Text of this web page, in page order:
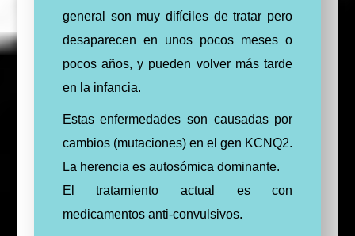
general son muy difíciles de tratar pero
desaparecen en unos pocos meses o
pocos años, y pueden volver más tarde
en la infancia.
Estas enfermedades son causadas por
cambios (mutaciones) en el gen KCNQ2.
La herencia es autosómica dominante.
El tratamiento actual es con
medicamentos anti-convulsivos.